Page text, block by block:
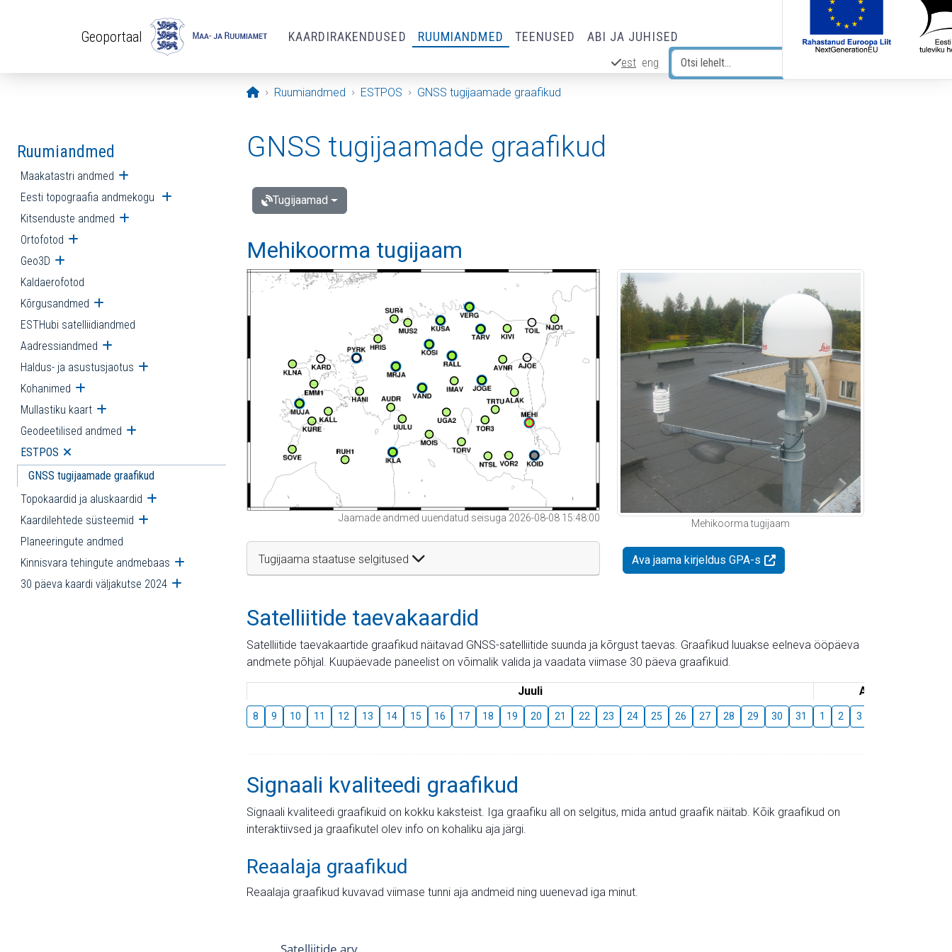
Geoportaal KAARDIRAKENDUSED RUUMIANDMED TEENUSED ABI JA JUHISED
est eng
Avaleht
Ruumiandmed ESTPOS GNSS tugijaamade graafikud
Ruumiandmed
Maakatastri andmed Ava alammenüü
Eesti topograafia andmekogu Ava alammenüü
Kitsenduste andmed Ava alammenüü
Ortofotod Ava alammenüü
Geo3D Ava alammenüü
Kaldaerofotod
Kõrgusandmed Ava alammenüü
ESTHubi satelliidiandmed
Aadressiandmed Ava alammenüü
Haldus- ja asustusjaotus Ava alammenüü
Kohanimed Ava alammenüü
Mullastiku kaart Ava alammenüü
Geodeetilised andmed Ava alammenüü
ESTPOS Ava alammenüü
GNSS tugijaamade graafikud
Topokaardid ja aluskaardid Ava alammenüü
Kaardilehtede süsteemid Ava alammenüü
Planeeringute andmed
Kinnisvara tehingute andmebaas Ava alammenüü
30 päeva kaardi väljakutse 2024 Ava alammenüü
GNSS tugijaamade graafikud
Tugijaamad
Mehikoorma tugijaam
Jaamade andmed uuendatud seisuga 2026-08-08 15:48:00
Tugijaama staatuse selgitused
Mehikoorma tugijaam
Ava jaama kirjeldus GPA-s
Satelliitide taevakaardid
Satelliitide taevakaartide graafikud näitavad GNSS-satelliitide suunda ja kõrgust taevas. Graafikud luuakse eelneva ööpäeva
andmete põhjal. Kuupäevade paneelist on võimalik valida ja vaadata viimase 30 päeva graafikuid.
Juuli August
8 9 10 11 12 13 14 15 16 17 18 19 20 21 22 23 24 25 26 27 28 29 30 31 1 2 3
Signaali kvaliteedi graafikud
Signaali kvaliteedi graafikuid on kokku kaksteist. Iga graafiku all on selgitus, mida antud graafik näitab. Kõik graafikud on
interaktiivsed ja graafikutel olev info on kohaliku aja järgi.
Reaalaja graafikud
Reaalaja graafikud kuvavad viimase tunni aja andmeid ning uuenevad iga minut.